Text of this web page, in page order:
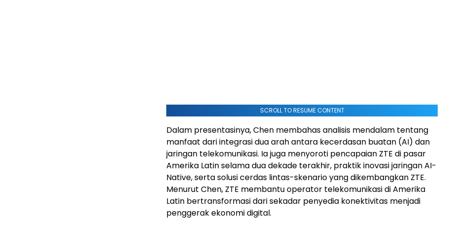
SCROLL TO RESUME CONTENT
Dalam presentasinya, Chen membahas analisis mendalam tentang
manfaat dari integrasi dua arah antara kecerdasan buatan (AI) dan
jaringan telekomunikasi. Ia juga menyoroti pencapaian ZTE di pasar
Amerika Latin selama dua dekade terakhir, praktik inovasi jaringan AI-
Native, serta solusi cerdas lintas-skenario yang dikembangkan ZTE.
Menurut Chen, ZTE membantu operator telekomunikasi di Amerika
Latin bertransformasi dari sekadar penyedia konektivitas menjadi
penggerak ekonomi digital.